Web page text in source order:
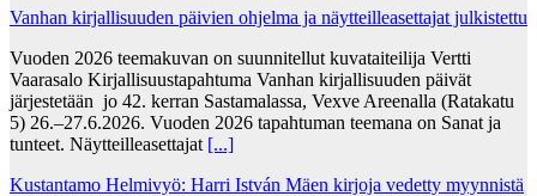
Vanhan kirjallisuuden päivien ohjelma ja näytteilleasettajat julkistettu
Vuoden 2026 teemakuvan on suunnitellut kuvataiteilija Vertti
Vaarasalo Kirjallisuustapahtuma Vanhan kirjallisuuden päivät
järjestetään jo 42. kerran Sastamalassa, Vexve Areenalla (Ratakatu
5) 26.–27.6.2026. Vuoden 2026 tapahtuman teemana on Sanat ja
tunteet. Näytteilleasettajat [...]
Kustantamo Helmivyö: Harri István Mäen kirjoja vedetty myynnistä